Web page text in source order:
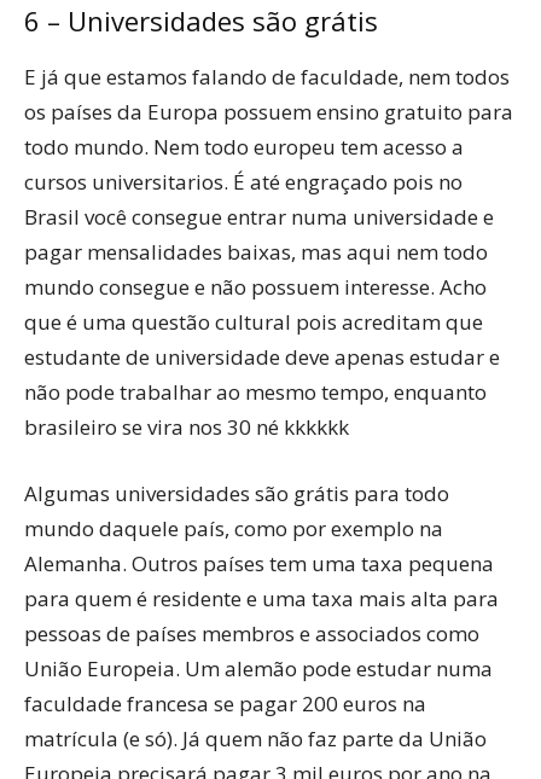
6 – Universidades são grátis
E já que estamos falando de faculdade, nem todos
os países da Europa possuem ensino gratuito para
todo mundo. Nem todo europeu tem acesso a
cursos universitarios. É até engraçado pois no
Brasil você consegue entrar numa universidade e
pagar mensalidades baixas, mas aqui nem todo
mundo consegue e não possuem interesse. Acho
que é uma questão cultural pois acreditam que
estudante de universidade deve apenas estudar e
não pode trabalhar ao mesmo tempo, enquanto
brasileiro se vira nos 30 né kkkkkk
Algumas universidades são grátis para todo
mundo daquele país, como por exemplo na
Alemanha. Outros países tem uma taxa pequena
para quem é residente e uma taxa mais alta para
pessoas de países membros e associados como
União Europeia. Um alemão pode estudar numa
faculdade francesa se pagar 200 euros na
matrícula (e só). Já quem não faz parte da União